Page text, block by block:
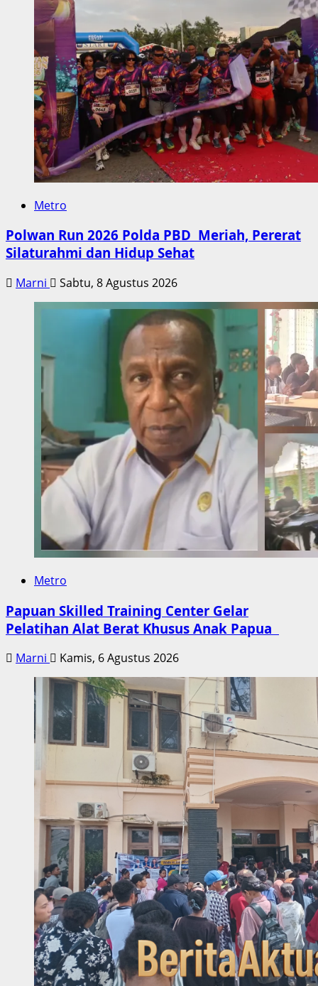
Metro
Polwan Run 2026 Polda PBD Meriah, Pererat
Silaturahmi dan Hidup Sehat
Marni Sabtu, 8 Agustus 2026
Metro
Papuan Skilled Training Center Gelar
Pelatihan Alat Berat Khusus Anak Papua
Marni Kamis, 6 Agustus 2026